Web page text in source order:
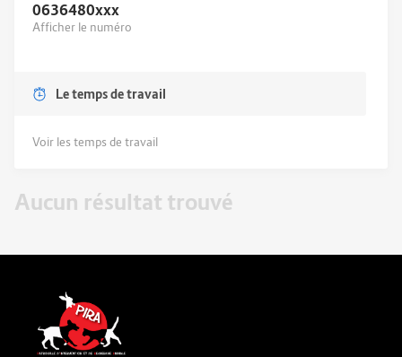
0636480xxx
Afficher le numéro
Le temps de travail
Voir les temps de travail
Aucun résultat trouvé